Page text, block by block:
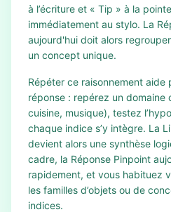
à l’écriture et « Tip » à la
immédiatement au stylo. La
aujourd'hui doit alors
un concept unique.
Répéter ce raisonnement aide
réponse : repérez un domaine
cuisine, musique), testez
chaque indice s’y intègre. La
devient alors une synthèse
cadre, la Réponse Pinpoint
rapidement, et vous habituez
les familles d’objets ou de
indices.